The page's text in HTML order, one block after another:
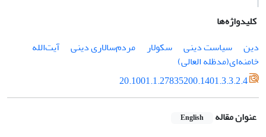
کلیدواژه‌ها
دین
سیاست دینی سکولار مردم‌سالاری دینی
آیت‌الله
خامنه‌ای(مدظله العالی)
20.1001.1.27835200.1401.3.3.2.4
عنوان مقاله English